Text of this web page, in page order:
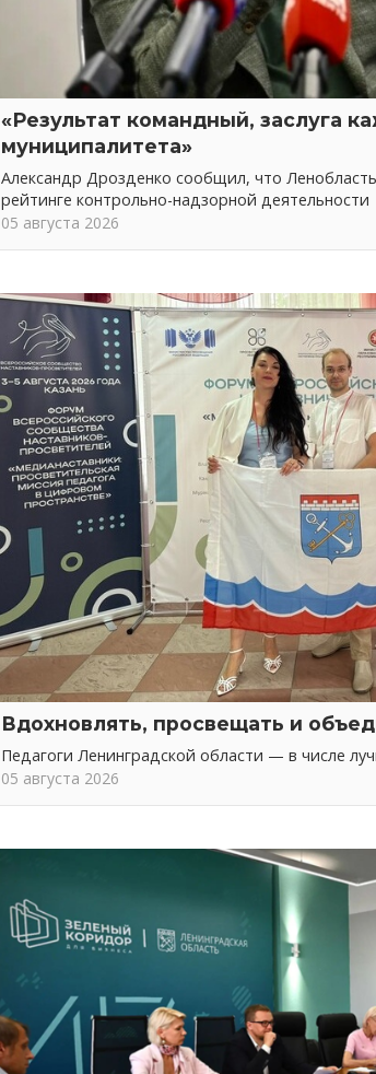
«Результат командный, заслуга
муниципалитета»
Александр Дрозденко сообщил, что
рейтинге контрольно-надзорной деятельности
05 августа 2026
Вдохновлять, просвещать и
Педагоги Ленинградской области — в числе
05 августа 2026